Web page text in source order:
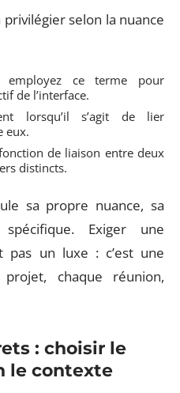
selon la nuance
ce terme pour
de l’interface.
lorsqu’il s’agit de lier
eux.
de liaison entre deux
distincts.
sa propre nuance, sa
Exiger une
pas un luxe : c’est une
chaque réunion,
: choisir le
le contexte